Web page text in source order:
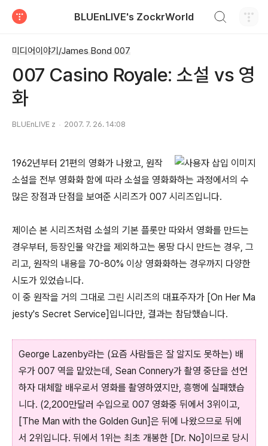
BLUEnLIVE's ZockrWorld
미디어이야기/James Bond 007
007 Casino Royale: 소설 vs 영
화
BLUEnLIVE z 2007. 7. 26. 14:08
1962년부터 21편의 영화가 나왔고, 원작
소설을 전부 영화화 함에 따라 소설을 영화화하는 과정에서의 수
많은 장점과 단점을 보여준 시리즈가 007 시리즈입니다.
제이슨 본 시리즈처럼 소설의 기본 플롯만 따와서 영화를 만드는
경우부터, 등장인물 약간을 제외하고는 몽땅 다시 만드는 경우, 그
리고, 원작의 내용을 70-80% 이상 영화화하는 경우까지 다양한
시도가 있었습니다.
이 중 원작을 거의 그대로 그린 시리즈의 대표주자가 [On Her Ma
jesty's Secret Service]입니다만, 결과는 참담했습니다.
George Lazenby라는 (요즘 사람들은 잘 알지도 못하는) 배
우가 007 역을 맡았는데, Sean Connery가 촬영 중단을 선언
하자 대체할 배우로서 영화를 촬영하였지만, 흥행에 실패했습
니다. (2,200만달러 수입으로 007 영화중 뒤에서 3위이고,
[The Man with the Golden Gun]은 뒤에 나왔으므로 뒤에
서 2위입니다. 뒤에서 1위는 최초 개봉한 [Dr. No]이므로 당시